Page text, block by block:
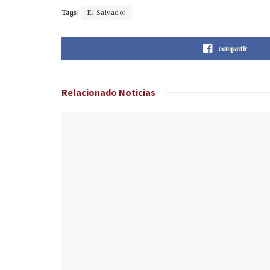
Tags: El Salvador
compartir
Relacionado Noticias